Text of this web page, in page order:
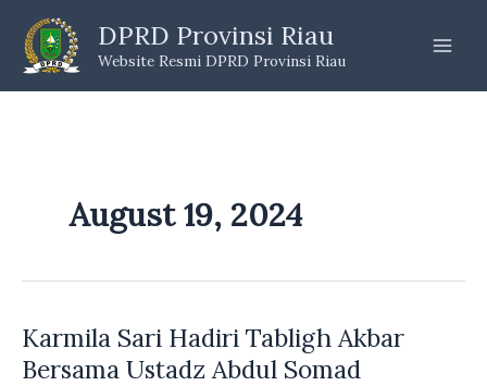
content
DPRD Provinsi Riau
Website Resmi DPRD Provinsi Riau
August 19, 2024
Karmila Sari Hadiri Tabligh Akbar
Bersama Ustadz Abdul Somad